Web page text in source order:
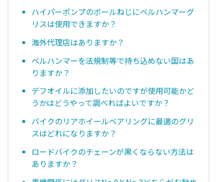
ハイパーポンプのボールねじにベルハンマーグ
リスは使用できますか？
海外代理店はありますか？
ベルハンマーを法規制等で持ち込めない国はあ
りますか？
デフオイルに添加したいのですが使用可能かど
うかはどうやって調べればよいですか？
バイクのリアホイールベアリングに最適のグリ
スはどれになりますか？
ロードバイクのチェーンが黒くならない方法は
ありますか？